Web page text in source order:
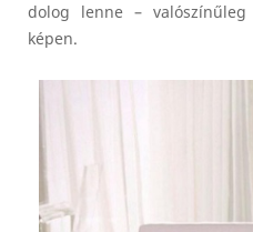
dolog lenne –
képen.